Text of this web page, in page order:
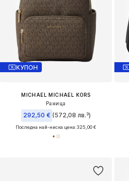
КУПОН
MICHAEL MICHAEL KORS
Раница
292,50 € (572,08 лв.³)
Последна най-ниска цена:325,00 €